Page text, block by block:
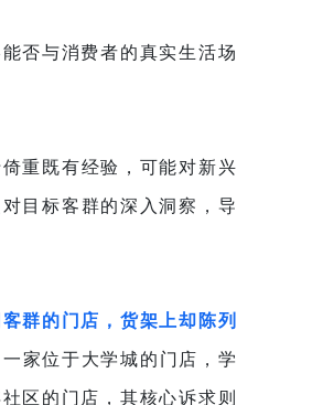
否与消费者的真实生活场
重既有经验，可能对新兴
目标客群的深入洞察，导
群的门店，货架上却陈列
一家位于大学城的门店，学
区的门店，其核心诉求则